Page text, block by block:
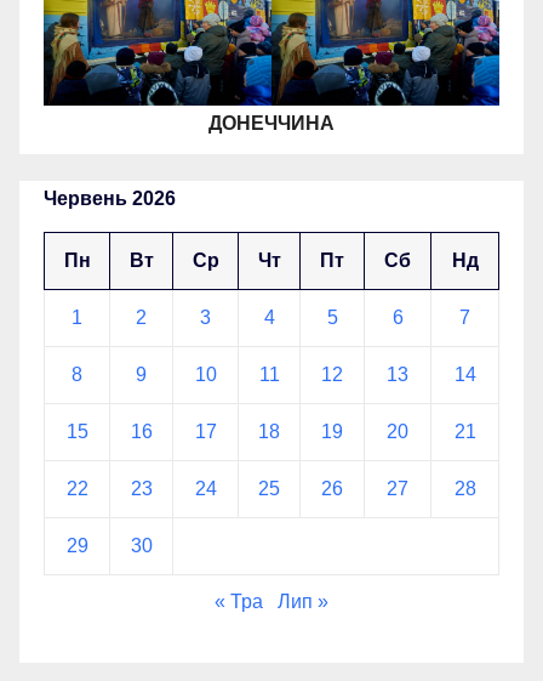
ДОНЕЧЧИНА
Червень 2026
Пн Вт Ср Чт Пт Сб Нд
1 2 3 4 5 6 7
8 9 10 11 12 13 14
15 16 17 18 19 20 21
22 23 24 25 26 27 28
29 30
« Тра Лип »